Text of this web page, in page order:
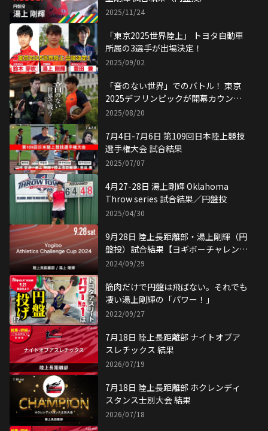
2025/11/24
「東京2025世界陸上」 トヨタ自動車
所属の3選手が出場決定！
2025/09/02
「音のない世界」でのバトル！ 東京
2025デフリンピックが開幕カウント
ダウン
2025/08/20
7月4日-7月6日 第109回日本陸上競技
選手権大会 試合結果
2025/07/07
4月27-28日 湯上剛輝 Oklahoma
Throw series 試合結果／円盤投
2025/04/30
9月28日 陸上長距離部・湯上剛輝（円
盤投）試合結果【ヨギボーチャレン
ジ】
2024/09/29
筋肉だけで円盤は飛ばない。それでも
凄い湯上剛輝の「パワー！」
2022/09/27
7月18日 陸上長距離部 ナイトオブア
スレチックス 結果
2026/07/19
7月18日 陸上長距離部 ホクレンディ
スタンス士別大会 結果
2026/07/18